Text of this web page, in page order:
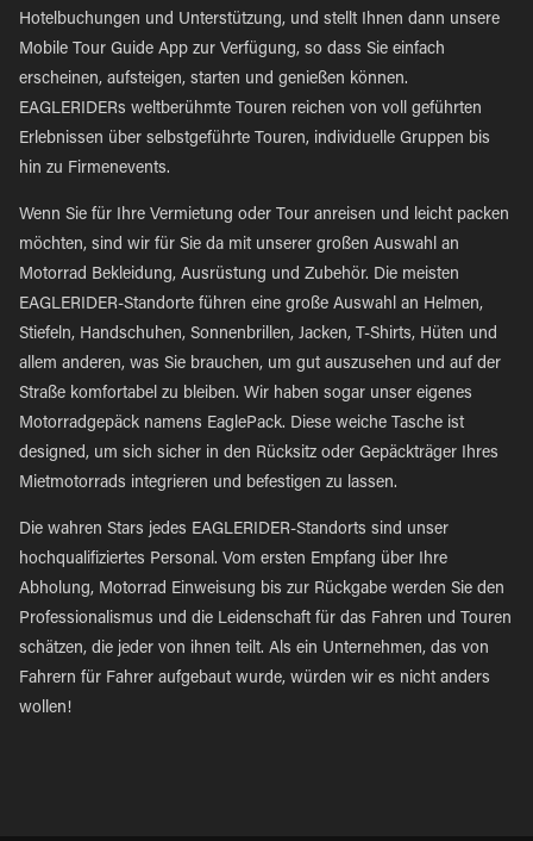
Hotelbuchungen und Unterstützung, und stellt Ihnen dann unsere
Mobile Tour Guide App zur Verfügung, so dass Sie einfach
erscheinen, aufsteigen, starten und genießen können.
EAGLERIDERs weltberühmte Touren reichen von voll geführten
Erlebnissen über selbstgeführte Touren, individuelle Gruppen bis
hin zu Firmenevents.
Wenn Sie für Ihre Vermietung oder Tour anreisen und leicht packen
möchten, sind wir für Sie da mit unserer großen Auswahl an
Motorrad Bekleidung, Ausrüstung und Zubehör. Die meisten
EAGLERIDER-Standorte führen eine große Auswahl an Helmen,
Stiefeln, Handschuhen, Sonnenbrillen, Jacken, T-Shirts, Hüten und
allem anderen, was Sie brauchen, um gut auszusehen und auf der
Straße komfortabel zu bleiben. Wir haben sogar unser eigenes
Motorradgepäck namens EaglePack. Diese weiche Tasche ist
designed, um sich sicher in den Rücksitz oder Gepäckträger Ihres
Mietmotorrads integrieren und befestigen zu lassen.
Die wahren Stars jedes EAGLERIDER-Standorts sind unser
hochqualifiziertes Personal. Vom ersten Empfang über Ihre
Abholung, Motorrad Einweisung bis zur Rückgabe werden Sie den
Professionalismus und die Leidenschaft für das Fahren und Touren
schätzen, die jeder von ihnen teilt. Als ein Unternehmen, das von
Fahrern für Fahrer aufgebaut wurde, würden wir es nicht anders
wollen!